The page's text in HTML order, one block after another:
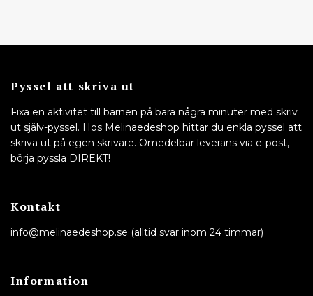
Pyssel att skriva ut
Fixa en aktivitet till barnen på bara några minuter med skriv
ut själv-pyssel. Hos Melinaedeshop hittar du enkla pyssel att
skriva ut på egen skrivare. Omedelbar leverans via e-post,
börja pyssla DIREKT!
Kontakt
info@melinaedeshop.se (alltid svar inom 24 timmar)
Information